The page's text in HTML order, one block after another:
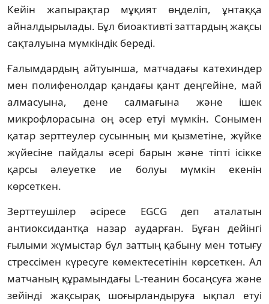
Кейін жапырақтар мұқият өңделіп, ұнтаққа
айналдырылады. Бұл биоактивті заттардың жақсы
сақталуына мүмкіндік береді.
Ғалымдардың айтуынша, матчадағы катехиндер
мен полифенолдар қандағы қант деңгейіне, май
алмасуына, дене салмағына және ішек
микрофлорасына оң әсер етуі мүмкін. Сонымен
қатар зерттеулер сусынның ми қызметіне, жүйке
жүйесіне пайдалы әсері барын және тіпті ісікке
қарсы әлеуетке ие болуы мүмкін екенін
көрсеткен.
Зерттеушілер әсіресе EGCG деп аталатын
антиоксидантқа назар аударған. Бұған дейінгі
ғылыми жұмыстар бұл заттың қабыну мен тотығу
стрессімен күресуге көмектесетінін көрсеткен. Ал
матчаның құрамындағы L-теанин босаңсуға және
зейінді жақсырақ шоғырландыруға ықпал етуі